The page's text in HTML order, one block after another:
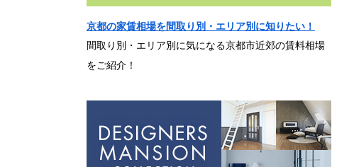
京都の家賃相場を間取り別・エリア別に知りたい！
間取り別・エリア別に気になる京都市近郊の賃料相場
をご紹介！